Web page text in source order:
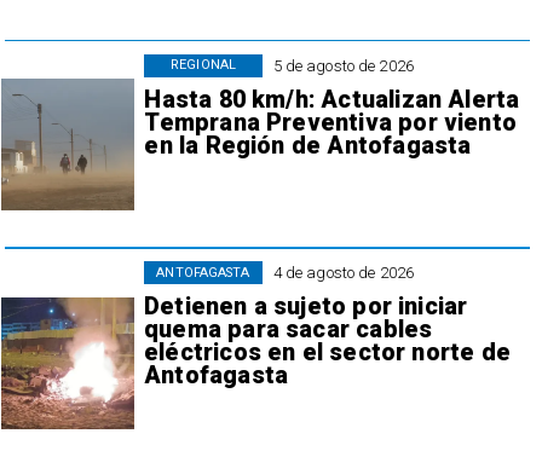
5 de agosto de 2026
Hasta 80 km/h: Actualizan Alerta
Temprana Preventiva por viento
en la Región de Antofagasta
REGIONAL
4 de agosto de 2026
Detienen a sujeto por iniciar
quema para sacar cables
eléctricos en el sector norte de
Antofagasta
ANTOFAGASTA